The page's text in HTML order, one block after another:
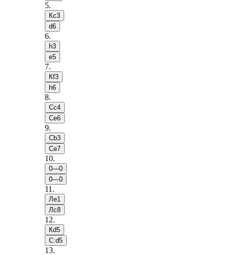
5.
Кc3
d6
6.
h3
e5
7.
Кf3
h6
8.
Сc4
Сe6
9.
Сb3
Сe7
10.
0—0
0—0
11 .
Лe1
Лc8
12.
Кd5
С:d5
13.